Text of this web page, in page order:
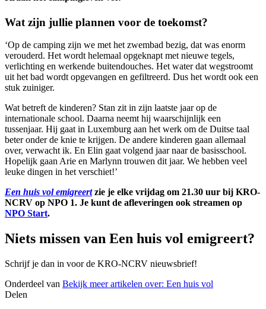
Wat zijn jullie plannen voor de toekomst?
‘Op de camping zijn we met het zwembad bezig, dat was enorm
verouderd. Het wordt helemaal opgeknapt met nieuwe tegels,
verlichting en werkende buitendouches. Het water dat wegstroomt
uit het bad wordt opgevangen en gefiltreerd. Dus het wordt ook een
stuk zuiniger.
Wat betreft de kinderen? Stan zit in zijn laatste jaar op de
internationale school. Daarna neemt hij waarschijnlijk een
tussenjaar. Hij gaat in Luxemburg aan het werk om de Duitse taal
beter onder de knie te krijgen. De andere kinderen gaan allemaal
over, verwacht ik. En Elin gaat volgend jaar naar de basisschool.
Hopelijk gaan Arie en Marlynn trouwen dit jaar. We hebben veel
leuke dingen in het verschiet!’
Een huis vol emigreert zie je elke vrijdag om 21.30 uur bij KRO-
NCRV op NPO 1. Je kunt de afleveringen ook streamen op
NPO Start.
Niets missen van Een huis vol emigreert?
Schrijf je dan in voor de KRO-NCRV nieuwsbrief!
Onderdeel van Bekijk meer artikelen over: Een huis vol
Delen